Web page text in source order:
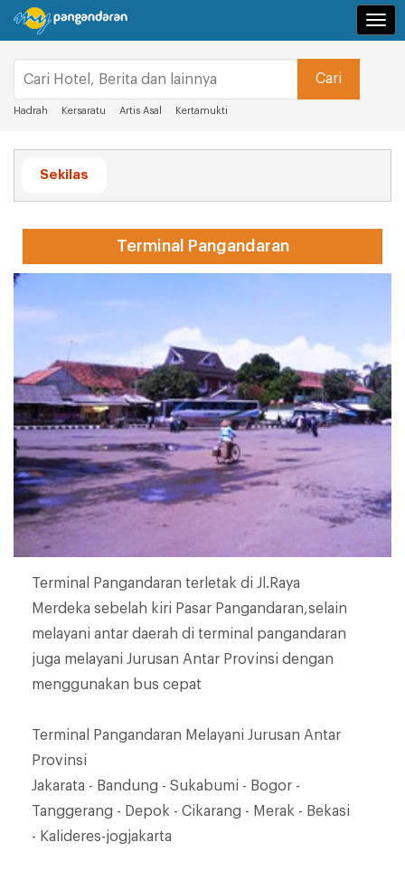
Hadrah Kersaratu Artis Asal Kertamukti
Sekilas
Terminal Pangandaran
Terminal Pangandaran terletak di Jl.Raya
Merdeka sebelah kiri Pasar Pangandaran,selain
melayani antar daerah di terminal pangandaran
juga melayani Jurusan Antar Provinsi dengan
menggunakan bus cepat
Terminal Pangandaran Melayani Jurusan Antar
Provinsi
Jakarata - Bandung - Sukabumi - Bogor -
Tanggerang - Depok - Cikarang - Merak - Bekasi
- Kalideres-jogjakarta